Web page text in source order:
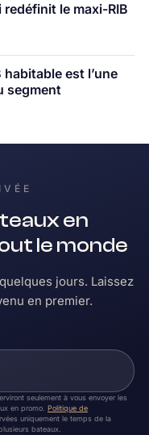
redéfinit le maxi-RIB
est l’une
segment
en
le monde
jours. Laissez
en premier.
seulement à vous envoyer les
en promo. Politique de
uniquement le temps de la
bateaux.